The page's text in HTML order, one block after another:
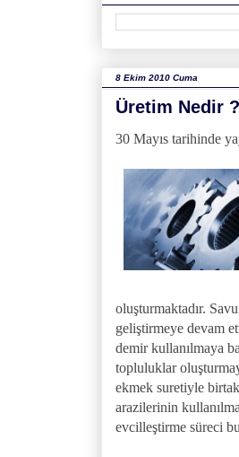
8 Ekim 2010 Cuma
Üretim Nedir ?
30 Mayıs tarihinde
oluşturmaktadır.
geliştirmeye devam
demir kullanılmaya
topluluklar
ekmek suretiyle
arazilerinin
evcilleştirme süreci